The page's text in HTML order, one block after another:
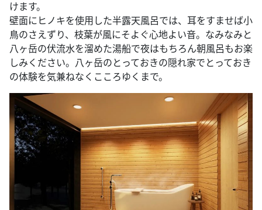
けます。
壁面にヒノキを使用した半露天風呂では、耳をすませば小
鳥のさえずり、枝葉が風にそよぐ心地よい音。なみなみと
八ヶ岳の伏流水を溜めた湯船で夜はもちろん朝風呂もお楽
しみください。八ヶ岳のとっておきの隠れ家でとっておき
の体験を気兼ねなくこころゆくまで。